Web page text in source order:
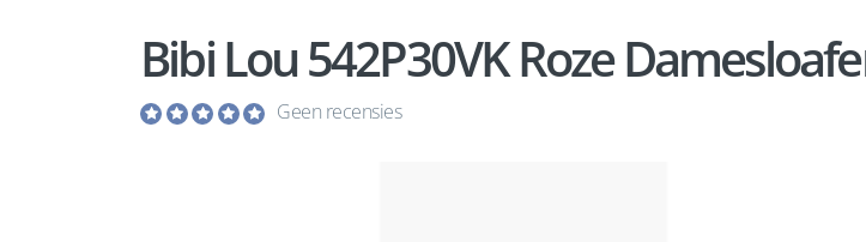
Bibi Lou 542P30VK Roze
Geen recensies